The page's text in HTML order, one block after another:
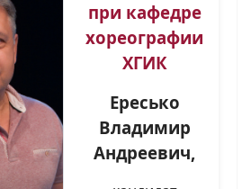
при кафедре
хореографии
ХГИК
Ересько
Владимир
Андреевич,